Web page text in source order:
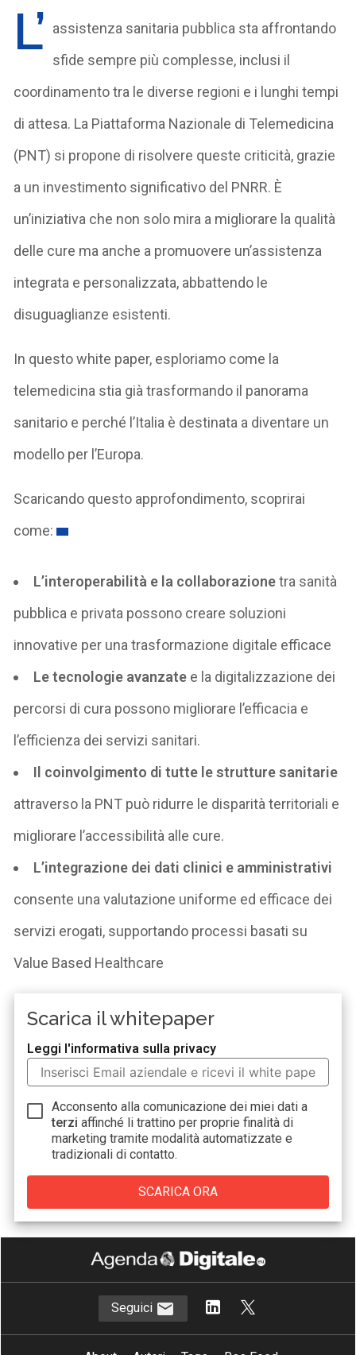
L’ assistenza sanitaria pubblica sta affrontando
sfide sempre più complesse, inclusi il
coordinamento tra le diverse regioni e i lunghi tempi
di attesa. La Piattaforma Nazionale di Telemedicina
(PNT) si propone di risolvere queste criticità, grazie
a un investimento significativo del PNRR. È
un’iniziativa che non solo mira a migliorare la qualità
delle cure ma anche a promuovere un’assistenza
integrata e personalizzata, abbattendo le
disuguaglianze esistenti.
In questo white paper, esploriamo come la
telemedicina stia già trasformando il panorama
sanitario e perché l’Italia è destinata a diventare un
modello per l’Europa.
Scaricando questo approfondimento, scoprirai
come:
L’interoperabilità e la collaborazionetra sanità
pubblica e privata possono creare soluzioni
innovative per una trasformazione digitale efficace
Le tecnologie avanzate e la digitalizzazione dei
percorsi di cura possono migliorare l’efficacia e
l’efficienza dei servizi sanitari.
Il coinvolgimento di tutte le strutture sanitarie
attraverso la PNT può ridurre le disparità territoriali e
migliorare l’accessibilità alle cure.
L’integrazione dei dati clinici e amministrativi
consente una valutazione uniforme ed efficace dei
servizi erogati, supportando processi basati su
Value Based Healthcare
Scarica il whitepaper
Leggi l'informativa sulla privacy
Acconsento alla comunicazione dei miei dati a
terzi affinché li trattino per proprie finalità di
marketing tramite modalità automatizzate e
tradizionali di contatto.
Seguici